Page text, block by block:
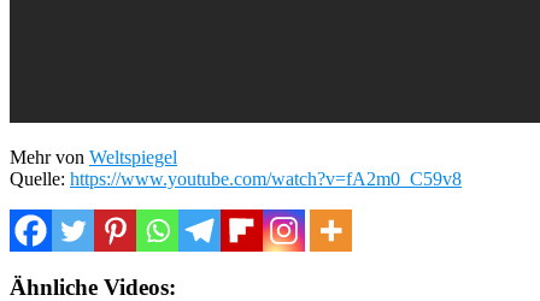
Mehr von Weltspiegel
Quelle: https://www.youtube.com/watch?v=fA2m0_C59v8
Ähnliche Videos: